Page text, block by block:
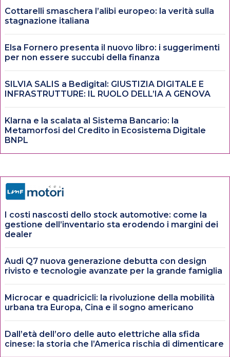
Cottarelli smaschera l’alibi europeo: la verità sulla
stagnazione italiana
Elsa Fornero presenta il nuovo libro: i suggerimenti
per non essere succubi della finanza
SILVIA SALIS a Bedigital: GIUSTIZIA DIGITALE E
INFRASTRUTTURE: IL RUOLO DELL’IA A GENOVA
Klarna e la scalata al Sistema Bancario: la
Metamorfosi del Credito in Ecosistema Digitale
BNPL
I costi nascosti dello stock automotive: come la
gestione dell’inventario sta erodendo i margini dei
dealer
Audi Q7 nuova generazione debutta con design
rivisto e tecnologie avanzate per la grande famiglia
Microcar e quadricicli: la rivoluzione della mobilità
urbana tra Europa, Cina e il sogno americano
Dall’età dell’oro delle auto elettriche alla sfida
cinese: la storia che l’America rischia di dimenticare